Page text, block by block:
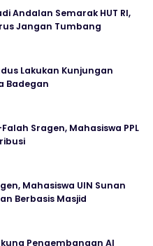
Andalan Semarak HUT RI,
Jangan Tumbang
Lakukan Kunjungan
Badegan
Sragen, Mahasiswa PPL
Mahasiswa UIN Sunan
Berbasis Masjid
Pengembangan Al